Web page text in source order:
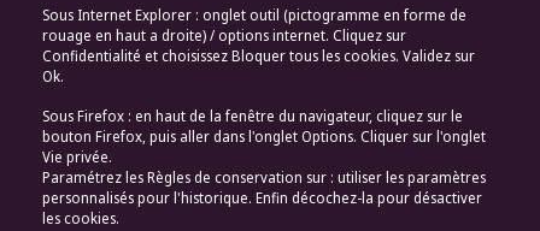
Sous Internet Explorer : onglet outil (pictogramme en forme de
rouage en haut a droite) / options internet. Cliquez sur
Confidentialité et choisissez Bloquer tous les cookies. Validez sur
Ok.
Sous Firefox : en haut de la fenêtre du navigateur, cliquez sur le
bouton Firefox, puis aller dans l'onglet Options. Cliquer sur l'onglet
Vie privée.
Paramétrez les Règles de conservation sur : utiliser les paramètres
personnalisés pour l'historique. Enfin décochez-la pour désactiver
les cookies.